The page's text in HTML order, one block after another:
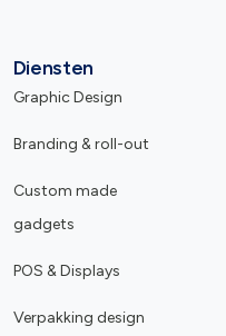
Diensten
Graphic Design
Branding & roll-out
Custom made
gadgets
POS & Displays
Verpakking design